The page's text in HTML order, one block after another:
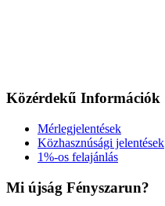
Közérdekű Információk
Mérlegjelentések
Közhasznúsági jelentések
1%-os felajánlás
Mi újság Fényszarun?